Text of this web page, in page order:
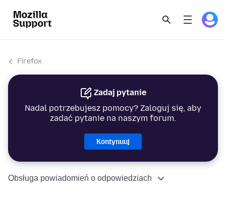
Firefox
Zadaj pytanie
Nadal potrzebujesz pomocy? Zaloguj się, aby
zadać pytanie na naszym forum.
Kontynuuj
Obsługa powiadomień o odpowiedziach